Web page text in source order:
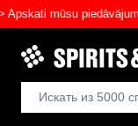
mūsu piedāvājumu!